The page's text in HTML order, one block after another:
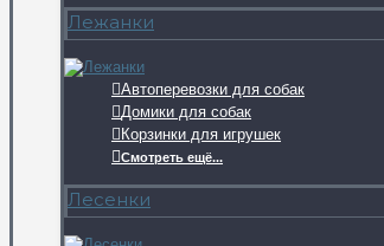
Лежанки
Автоперевозки для собак
Домики для собак
Корзинки для игрушек
Смотреть ещё...
Лесенки